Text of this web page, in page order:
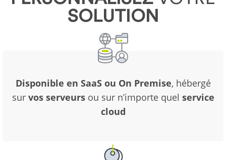
SOLUTION
Disponible en SaaS ou On Premise, hébergé
sur vos serveursou sur n’importe quel service
cloud